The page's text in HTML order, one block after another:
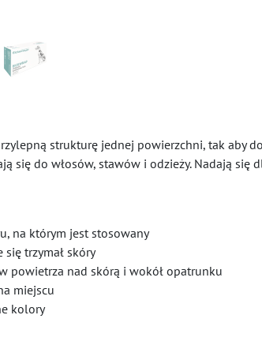
strukturę jednej powierzchni, tak aby
się do włosów, stawów i odzieży. Nadają się
na którym jest stosowany
trzymał skóry
powietrza nad skórą i wokół opatrunku
miejscu
kolory